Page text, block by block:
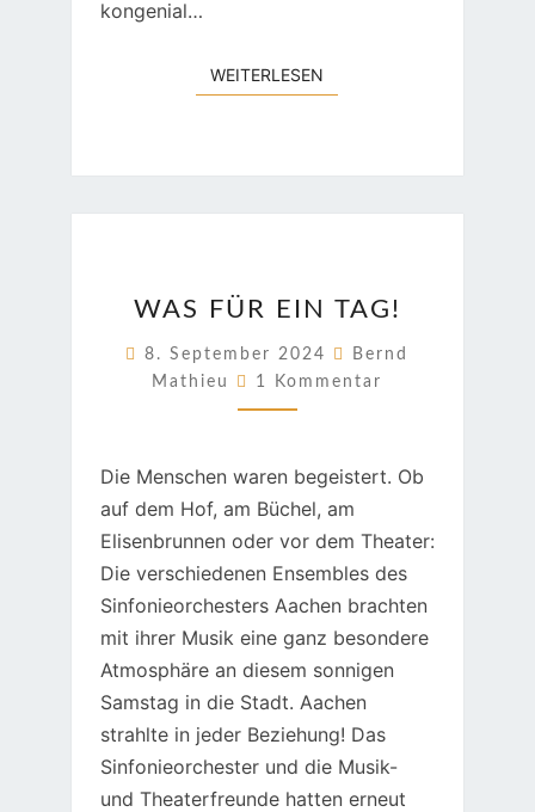
kongenial…
WEITERLESEN
FÜR
EIN
TAG!
WAS FÜR EIN TAG!
8. September 2024
Bernd
Mathieu
Kommentare
1 Kommentar
Die Menschen waren begeistert. Ob
auf dem Hof, am Büchel, am
Elisenbrunnen oder vor dem Theater:
Die verschiedenen Ensembles des
Sinfonieorchesters Aachen brachten
mit ihrer Musik eine ganz besondere
Atmosphäre an diesem sonnigen
Samstag in die Stadt. Aachen
strahlte in jeder Beziehung! Das
Sinfonieorchester und die Musik-
und Theaterfreunde hatten erneut